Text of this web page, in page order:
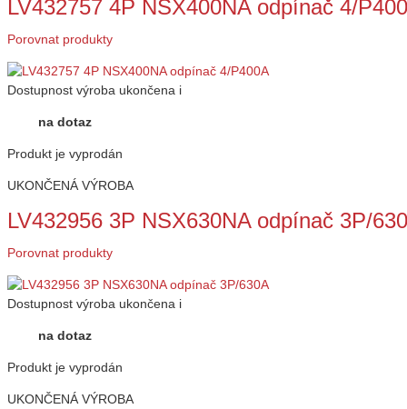
LV432757 4P NSX400NA odpínač 4/
Porovnat produkty
Dostupnost výroba ukončena i
na dotaz
Produkt je vyprodán
UKONČENÁ VÝROBA
LV432956 3P NSX630NA odpínač 3P/
Porovnat produkty
Dostupnost výroba ukončena i
na dotaz
Produkt je vyprodán
UKONČENÁ VÝROBA